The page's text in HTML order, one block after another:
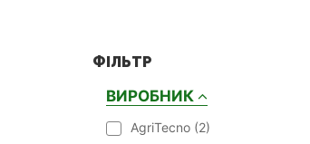
ФІЛЬТР
ВИРОБНИК
AgriTecno (2)